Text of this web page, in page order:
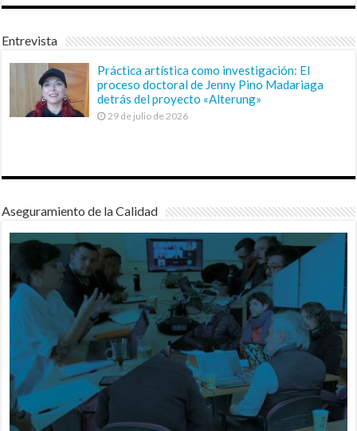
Entrevista
Práctica artística como investigación: El
proceso doctoral de Jenny Pino Madariaga
detrás del proyecto «Alterung»
29 de julio de 2026
Aseguramiento de la Calidad